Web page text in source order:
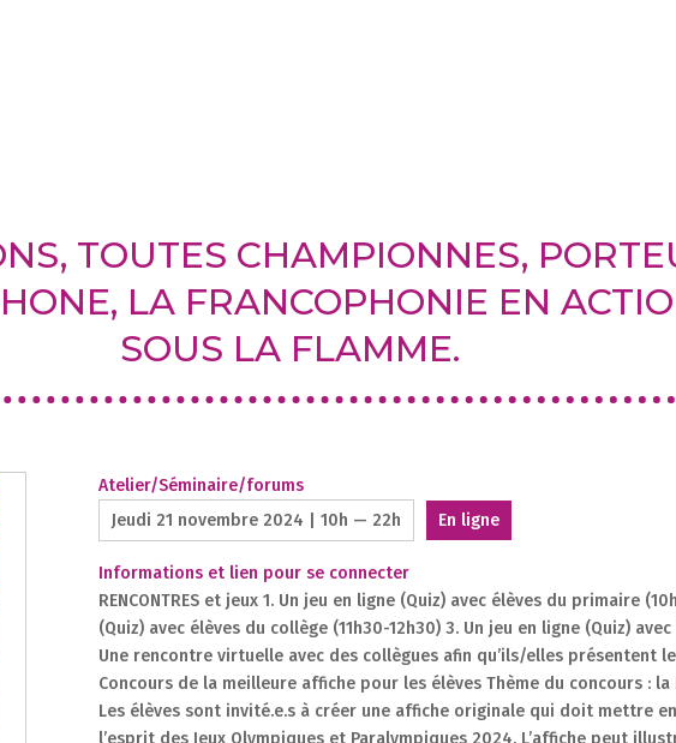
TOUTES CHAMPIONNES,
LA FRANCOPHONIE EN
SOUS LA FLAMME.
Atelier/Séminaire/forums
Jeudi 21 novembre 2024 | 10h — 22h
En ligne
Informations et lien pour se connecter
RENCONTRES et jeux 1. Un jeu en ligne (Quiz) avec élèves du primaire
(Quiz) avec élèves du collège (11h30-12h30) 3. Un jeu en ligne (Quiz)
Une rencontre virtuelle avec des collègues afin qu’ils/elles présentent
Concours de la meilleure affiche pour les élèves Thème du concours : la
Les élèves sont invité.e.s à créer une affiche originale qui doit mettre
l’esprit des Jeux Olympiques et Paralympiques 2024. L’affiche peut
1
1
2